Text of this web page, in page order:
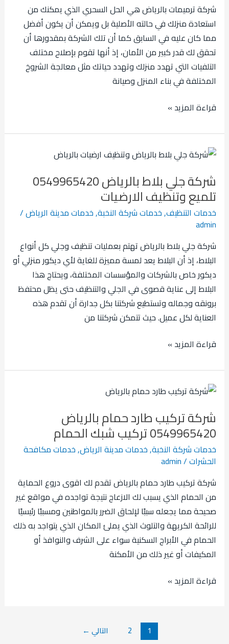
شركة ترميمات بالرياض هي الحل السحري الذي يمكنك من
استعادة منزلك في حالته الأصلية بل ويمكن أن يكون أفضل
مما كان عليه في السابق كما أن تلك الشركة بمقدورها أن
تحقق لك قدر كبير من الأمان، إذ أنها تقوم بإصلاح مختلف
التلفيات التي تهدد منزلك وتهدد حياتك مثل معالجة الشروخ
المختلفة في بناء المنزل وصيانة
والفلل
قراءة المزيد »
شركة جلي بلاط بالرياض 0549965420
تلميع وتنظيف الارضيات
خدمات التنظيف,خدمات شركة النخبة,خدمات مدينة الرياض/
admin
شركة جلي بلاط بالرياض تهتم بعمليات تنظيف وجلي كل أنواع
البلاط، إذ أن البلاط يعد لمسة مميزة للغاية لأي ديكور منزلي أو
ديكور خاص بالشركات والمؤسسات المختلفة، ويحتاج هذا
البلاط إلى عناية قصوى في الجلي والتنظيف حتى يظل محتفظ
برونقه وجماله وتستطيع شركتنا بكل جدارة أن تقدم هذه
العناية لكل عميل. حيث تتمكن شركتنا من
شركة
بلاط
بالرياض
0549965420
تلميع
وتنظيف
الارضيات
قراءة المزيد »
شركة تركيب طارد حمام بالرياض
0549965420 تركيب شبك الحمام
خدمات شركة النخبة,خدمات مدينة الرياض,خدمات مكافحة
الحشرات/
admin
شركة تركيب طارد حمام بالرياض تقدم لك اقوى دروع الحماية
من الحمام الذي يسبب لك الازعاج نتيجة تواجده في مواقع غير
صحيحة مما يجعله سببًا لإلحاق الضرر بالمواطنين ومسببًا رئيسيًا
للرائحة الكريهة والتلوث الذي يملئ المكان الذي يتواجد به ذلك
الحمام في الأبراج السكنية سواء على الشرف والنوافذ أو
المكيفات أو غير ذلك من الأمكنة
شركة
طارد
حمام
بالرياض
0549965420
تركيب
شبك
الحمام
قراءة المزيد »
1
2 التالي ←